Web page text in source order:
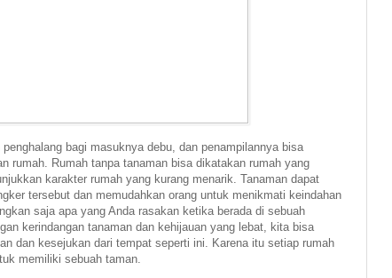
bagi masuknya debu, dan penampilannya bisa
rumah. Rumah tanpa tanaman bisa dikatakan rumah yang
karakter rumah yang kurang menarik. Tanaman dapat
tersebut dan memudahkan orang untuk menikmati keindahan
saja apa yang Anda rasakan ketika berada di sebuah
kerindangan tanaman dan kehijauan yang lebat, kita bisa
dan kesejukan dari tempat seperti ini. Karena itu setiap rumah
memiliki sebuah taman.